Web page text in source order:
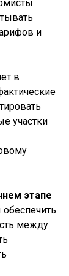
и
в
участки
этапе
обеспечить
между